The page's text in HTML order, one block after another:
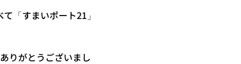
「すまいポート21」
りがとうございまし